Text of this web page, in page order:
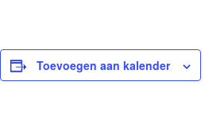
Toevoegen aan kalender